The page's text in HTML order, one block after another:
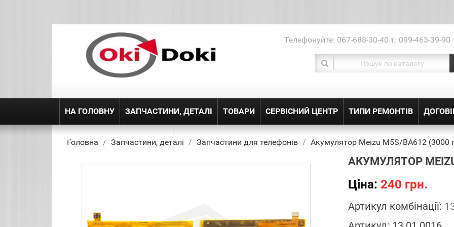
Телефонуйте: 067-688-30-40 т. 099-463-39-
НА ГОЛОВНУ ЗАПЧАСТИНИ, ДЕТАЛІ ТОВАРИ СЕРВІСНИЙ ЦЕНТР ТИПИ РЕМОНТІВ
ДОСТАВКА ТА ПОВЕРЕННЯ
Головна Запчастини, деталі Запчастини для телефонів Акумулятор Meizu M5S/BA612 (3000
АКУМУЛЯТОР
Ціна: 240 грн.
Артикул комбінації: